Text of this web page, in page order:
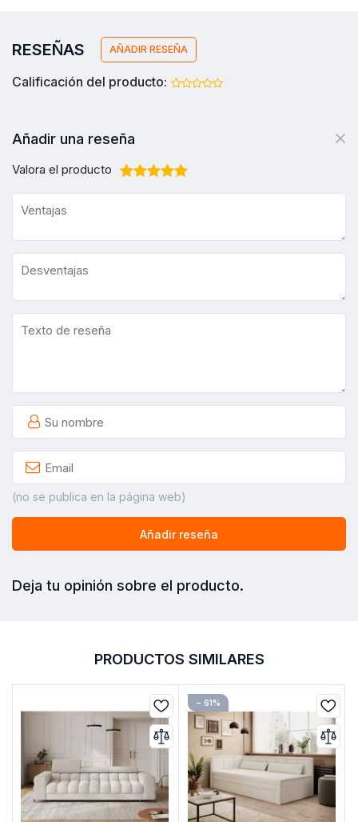
RESEÑAS AÑADIR RESEÑA
Calificación del producto:
Añadir una reseña
Valora el producto
(no se publica en la página web)
Añadir reseña
Deja tu opinión sobre el producto.
PRODUCTOS SIMILARES
− 61%